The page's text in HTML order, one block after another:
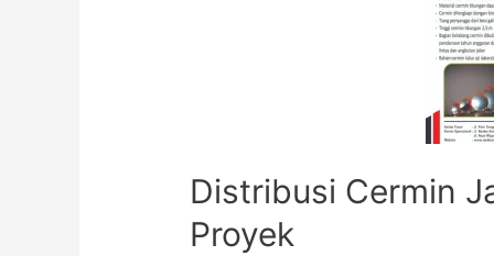
Distribusi Cermin
Proyek